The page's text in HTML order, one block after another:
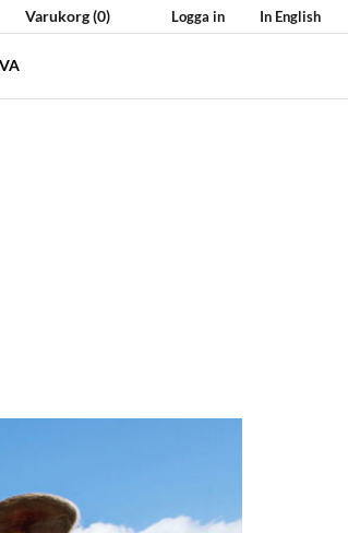
Varukorg(0) Logga in In English